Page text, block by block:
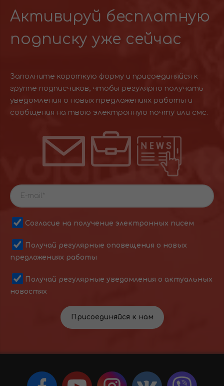
Активируй бесплатную
подписку уже сейчас
Заполните короткую форму и присоединяйся к
группе подписчиков, чтобы регулярно получать
уведомления о новых предложениях работы и
сообщения на твою электронную почту или смс.
Согласие на получение электронных писем
Получай регулярные оповещения о новых
предложениях работы
Получай регулярные уведомления о актуальных
новостях
Присоединяйся к нам